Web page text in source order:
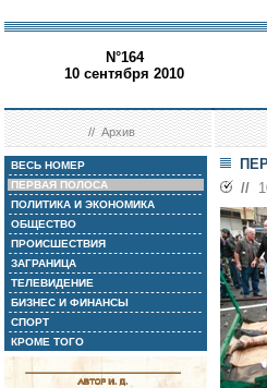
N°164
10 сентября 2010
//Архив
ВЕСЬ НОМЕР
ПЕРВАЯ ПОЛОСА
ПОЛИТИКА И ЭКОНОМИКА
ОБЩЕСТВО
ПРОИСШЕСТВИЯ
ЗАГРАНИЦА
ТЕЛЕВИДЕНИЕ
БИЗНЕС И ФИНАНСЫ
СПОРТ
КРОМЕ ТОГО
//